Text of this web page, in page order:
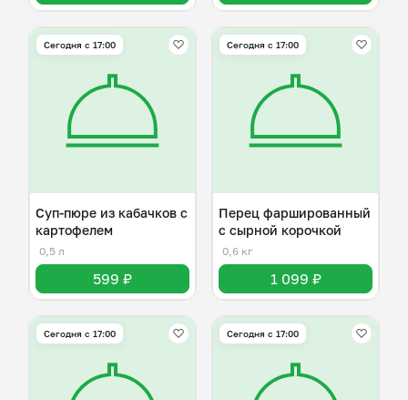
Сегодня с 17:00
Суп-пюре из кабачков с
картофелем
0,5 л
599 ₽
Сегодня с 17:00
Перец фаршированный
с сырной корочкой
0,6 кг
1 099 ₽
Сегодня с 17:00 Сегодня с 17:00